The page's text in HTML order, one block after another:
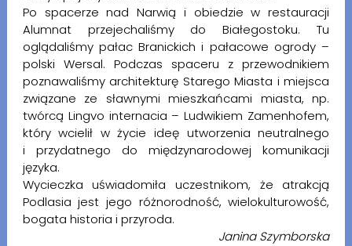
Po spacerze nad Narwią i obiedzie w restauracji
Alumnat przejechaliśmy do Białegostoku. Tu
oglądaliśmy pałac Branickich i pałacowe ogrody –
polski Wersal. Podczas spaceru z przewodnikiem
poznawaliśmy architekturę Starego Miasta i miejsca
związane ze sławnymi mieszkańcami miasta, np.
twórcą Lingvo internacia – Ludwikiem Zamenhofem,
który wcielił w życie ideę utworzenia neutralnego
i przydatnego do międzynarodowej komunikacji
języka.
Wycieczka uświadomiła uczestnikom, że atrakcją
Podlasia jest jego różnorodność, wielokulturowość,
bogata historia i przyroda.
Janina Szymborska